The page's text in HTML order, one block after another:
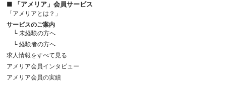
■ 「アメリア」会員サービス
「アメリアとは？」
サービスのご案内
└ 未経験の方へ
└ 経験者の方へ
求人情報をすべて見る
アメリア会員インタビュー
アメリア会員の実績